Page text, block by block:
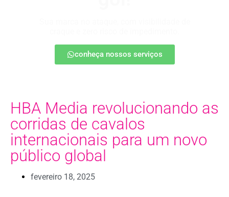
conheça nossos serviços
HBA Media revolucionando as
corridas de cavalos
internacionais para um novo
público global
fevereiro 18, 2025